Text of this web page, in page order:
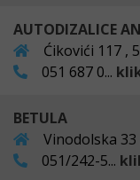
AUTODIZALICE
Ćikovići 117
051 687 0...
BETULA
Vinodolska
051/242-5...